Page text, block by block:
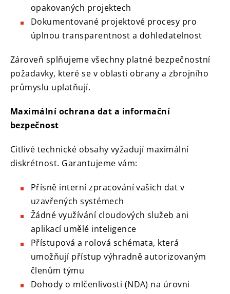
opakovaných projektech
Dokumentované projektové procesy pro
úplnou transparentnost a dohledatelnost
Zároveň splňujeme všechny platné bezpečnostní
požadavky, které se v oblasti obrany a zbrojního
průmyslu uplatňují.
Maximální ochrana dat a informační
bezpečnost
Citlivé technické obsahy vyžadují maximální
diskrétnost. Garantujeme vám:
Přísně interní zpracování vašich dat v
uzavřených systémech
Žádné využívání cloudových služeb ani
aplikací umělé inteligence
Přístupová a rolová schémata, která
umožňují přístup výhradně autorizovaným
členům týmu
Dohody o mlčenlivosti (NDA) na úrovni